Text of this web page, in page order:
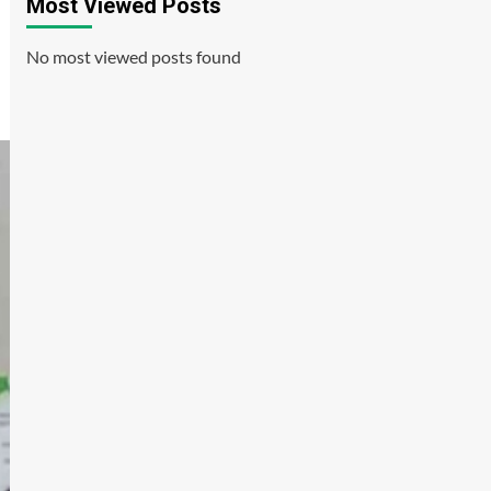
Most Viewed Posts
No most viewed posts found